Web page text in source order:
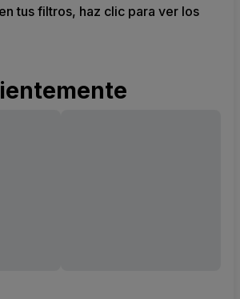
tus filtros, haz clic para ver los